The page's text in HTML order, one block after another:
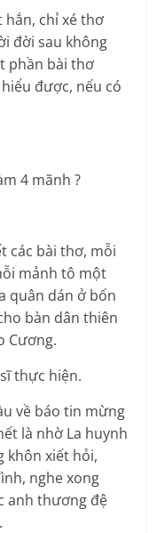
hắn, chỉ xé thơ
đời sau không
phần bài thơ
được, nếu có
4 mãnh ?
các bài thơ, mỗi
mảnh tô một
quân dán ở bốn
bàn dân thiên
Cương.
thực hiện.
về báo tin mừng
là nhờ La huynh
khôn xiết hỏi,
nghe xong
anh thương đệ